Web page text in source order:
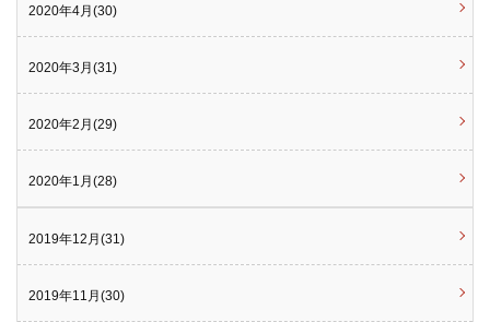
2020年4月(30)
2020年3月(31)
2020年2月(29)
2020年1月(28)
2019年12月(31)
2019年11月(30)